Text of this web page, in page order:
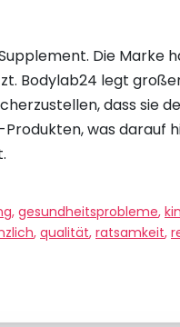
Die Marke
Bodylab24 legt
dass sie
was darauf
, gesundheitsprobleme,
, qualität, ratsamkeit,